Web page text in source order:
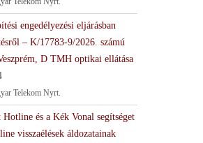
engedélyezési eljárásban
– K/17783-9/2026. számú
D TMH optikai ellátása
Telekom Nyrt.
és a Kék Vonal segítséget
visszaélések áldozatainak